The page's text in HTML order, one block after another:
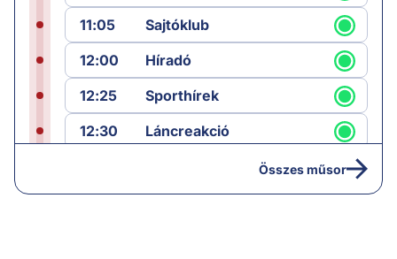
11:05
Sajtóklub
12:00
Híradó
12:25
Sporthírek
12:30
Láncreakció
Összes műsor